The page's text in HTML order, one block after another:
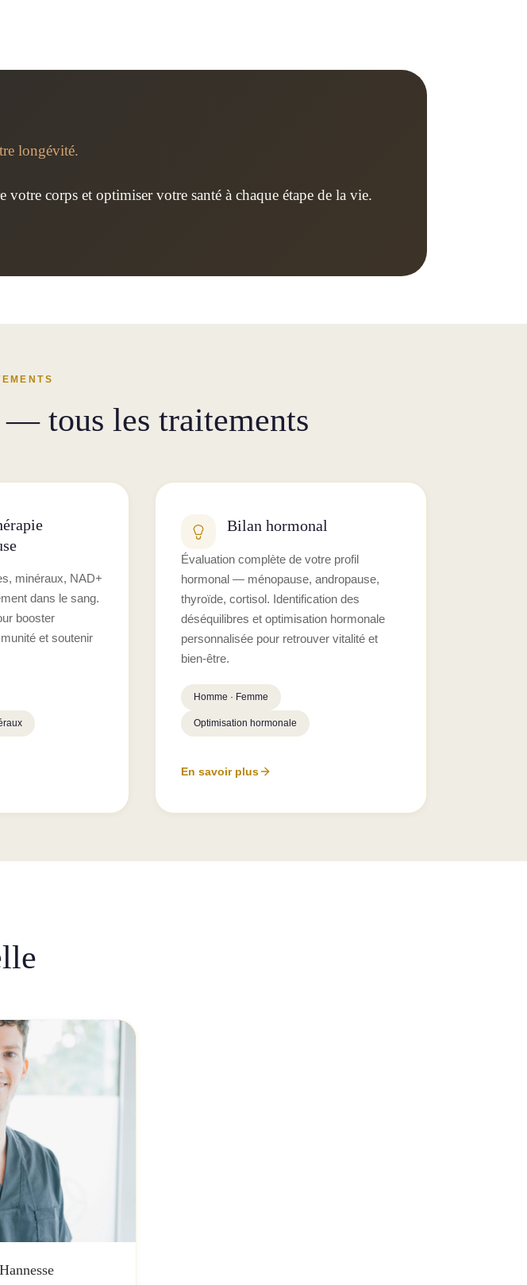
longévité.
corps et optimiser votre santé à chaque étape de la vie.
tous les traitements
minéraux, NAD+
dans le sang.
booster
et soutenir
Bilan hormonal
Évaluation complète de votre profil
hormonal — ménopause, andropause,
thyroïde, cortisol. Identification des
déséquilibres et optimisation hormonale
personnalisée pour retrouver vitalité et
bien-être.
Homme · Femme
Optimisation hormonale
En savoir plus